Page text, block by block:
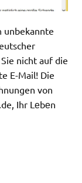
unbekannte
nicht auf die
E-Mail! Die
von
, Ihr Lеbеn